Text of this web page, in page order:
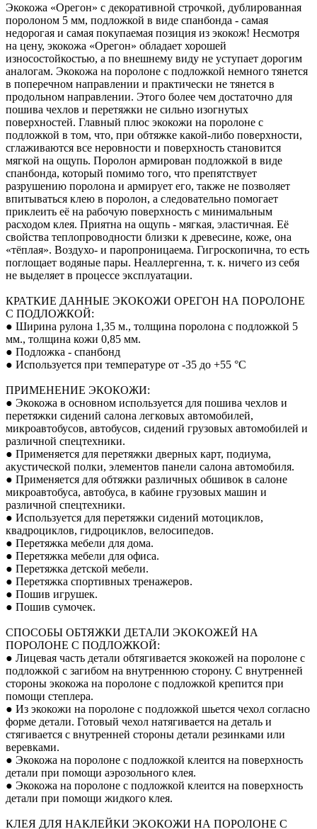
Экокожа «Орегон» с декоративной строчкой, дублированная
поролоном 5 мм, подложкой в виде спанбонда - самая
недорогая и самая покупаемая позиция из экокож! Несмотря
на цену, экокожа «Орегон» обладает хорошей
износостойкостью, а по внешнему виду не уступает дорогим
аналогам. Экокожа на поролоне с подложкой немного тянется
в поперечном направлении и практически не тянется в
продольном направлении. Этого более чем достаточно для
пошива чехлов и перетяжки не сильно изогнутых
поверхностей. Главный плюс экокожи на поролоне с
подложкой в том, что, при обтяжке какой-либо поверхности,
сглаживаются все неровности и поверхность становится
мягкой на ощупь. Поролон армирован подложкой в виде
спанбонда, который помимо того, что препятствует
разрушению поролона и армирует его, также не позволяет
впитываться клею в поролон, а следовательно помогает
приклеить её на рабочую поверхность с минимальным
расходом клея. Приятна на ощупь - мягкая, эластичная. Её
свойства теплопроводности близки к древесине, коже, она
«тёплая». Воздухо- и паропроницаема. Гигроскопична, то есть
поглощает водяные пары. Неаллергенна, т. к. ничего из себя
не выделяет в процессе эксплуатации.
КРАТКИЕ ДАННЫЕ ЭКОКОЖИ ОРЕГОН НА ПОРОЛОНЕ
С ПОДЛОЖКОЙ:
● Ширина рулона 1,35 м., толщина поролона с подложкой 5
мм., толщина кожи 0,85 мм.
● Подложка - спанбонд
● Используется при температуре от -35 до +55 °С
ПРИМЕНЕНИЕ ЭКОКОЖИ:
● Экокожа в основном используется для пошива чехлов и
перетяжки сидений салона легковых автомобилей,
микроавтобусов, автобусов, сидений грузовых автомобилей и
различной спецтехники.
● Применяется для перетяжки дверных карт, подиума,
акустической полки, элементов панели салона автомобиля.
● Применяется для обтяжки различных обшивок в салоне
микроавтобуса, автобуса, в кабине грузовых машин и
различной спецтехники.
● Используется для перетяжки сидений мотоциклов,
квадроциклов, гидроциклов, велосипедов.
● Перетяжка мебели для дома.
● Перетяжка мебели для офиса.
● Перетяжка детской мебели.
● Перетяжка спортивных тренажеров.
● Пошив игрушек.
● Пошив сумочек.
СПОСОБЫ ОБТЯЖКИ ДЕТАЛИ ЭКОКОЖЕЙ НА
ПОРОЛОНЕ С ПОДЛОЖКОЙ:
● Лицевая часть детали обтягивается экокожей на поролоне с
подложкой с загибом на внутреннюю сторону. С внутренней
стороны экокожа на поролоне с подложкой крепится при
помощи степлера.
● Из экокожи на поролоне с подложкой шьется чехол согласно
форме детали. Готовый чехол натягивается на деталь и
стягивается с внутренней стороны детали резинками или
веревками.
● Экокожа на поролоне с подложкой клеится на поверхность
детали при помощи аэрозольного клея.
● Экокожа на поролоне с подложкой клеится на поверхность
детали при помощи жидкого клея.
КЛЕЯ ДЛЯ НАКЛЕЙКИ ЭКОКОЖИ НА ПОРОЛОНЕ С